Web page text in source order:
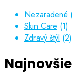
Nezaradené
Skin Care (1)
Zdravý štýl (2)